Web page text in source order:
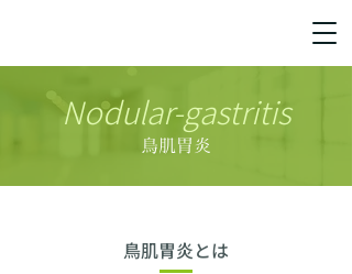
Nodular-gastritis
鳥肌胃炎
鳥肌胃炎とは